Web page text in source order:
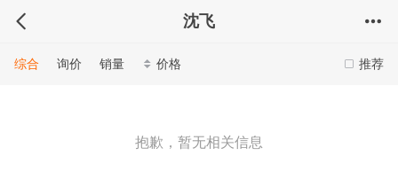
沈飞
推荐
综合 询价 销量 价格
抱歉，暂无相关信息